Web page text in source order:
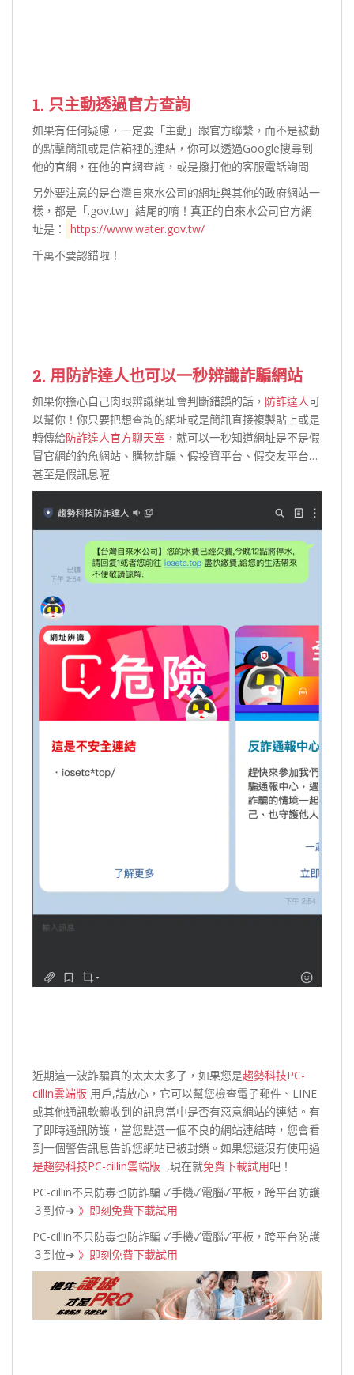
1. 只主動透過官方查詢
如果有任何疑慮，一定要「主動」跟官方聯繫，而不是被動
的點擊簡訊或是信箱裡的連結，你可以透過Google搜尋到
他的官網，在他的官網查詢，或是撥打他的客服電話詢問
另外要注意的是台灣自來水公司的網址與其他的政府網站一
樣，都是「.gov.tw」結尾的唷！真正的自來水公司官方網
址是：
https://www.water.gov.tw/
千萬不要認錯啦！
2. 用防詐達人也可以一秒辨識詐騙網站
如果你擔心自己肉眼辨識網址會判斷錯誤的話， 防詐達人可
以幫你！你只要把想查詢的網址或是簡訊直接複製貼上或是
轉傳給防詐達人官方聊天室 ，就可以一秒知道網址是不是假
冒官網的釣魚網站、購物詐騙、假投資平台、假交友平台…
甚至是假訊息喔
近期這一波詐騙真的太太太多了，如果您是趨勢科技PC-
cillin雲端版 用戶,請放心，它可以幫您檢查電子郵件、LINE
或其他通訊軟體收到的訊息當中是否有惡意網站的連結。有
了即時通訊防護，當您點選一個不良的網站連結時，您會看
到一個警告訊息告訴您網站已被封鎖。如果您還沒有使用過
是趨勢科技PC-cillin雲端版 ,現在就免費下載試用吧！
PC-cillin不只防毒也防詐騙 ✓手機✓電腦✓平板，跨平台防護
３到位➔ 》即刻免費下載試用
PC-cillin不只防毒也防詐騙 ✓手機✓電腦✓平板，跨平台防護
３到位➔ 》即刻免費下載試用